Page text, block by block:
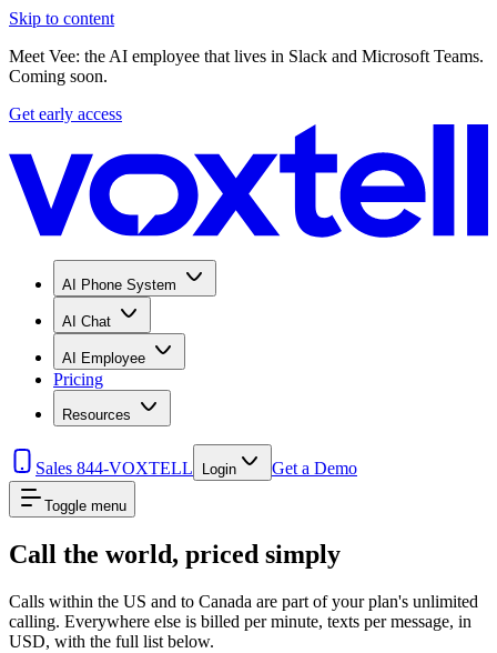
Skip to content
Meet Vee: the AI employee that lives in Slack and Microsoft Teams.
Coming soon.
Get early access
AI Phone System
AI Chat
AI Employee
Pricing
Resources
Sales 844-VOXTELL Login Get a Demo
Toggle menu
Call the world, priced simply
Calls within the US and to Canada are part of your plan's unlimited
calling. Everywhere else is billed per minute, texts per message, in
USD, with the full list below.